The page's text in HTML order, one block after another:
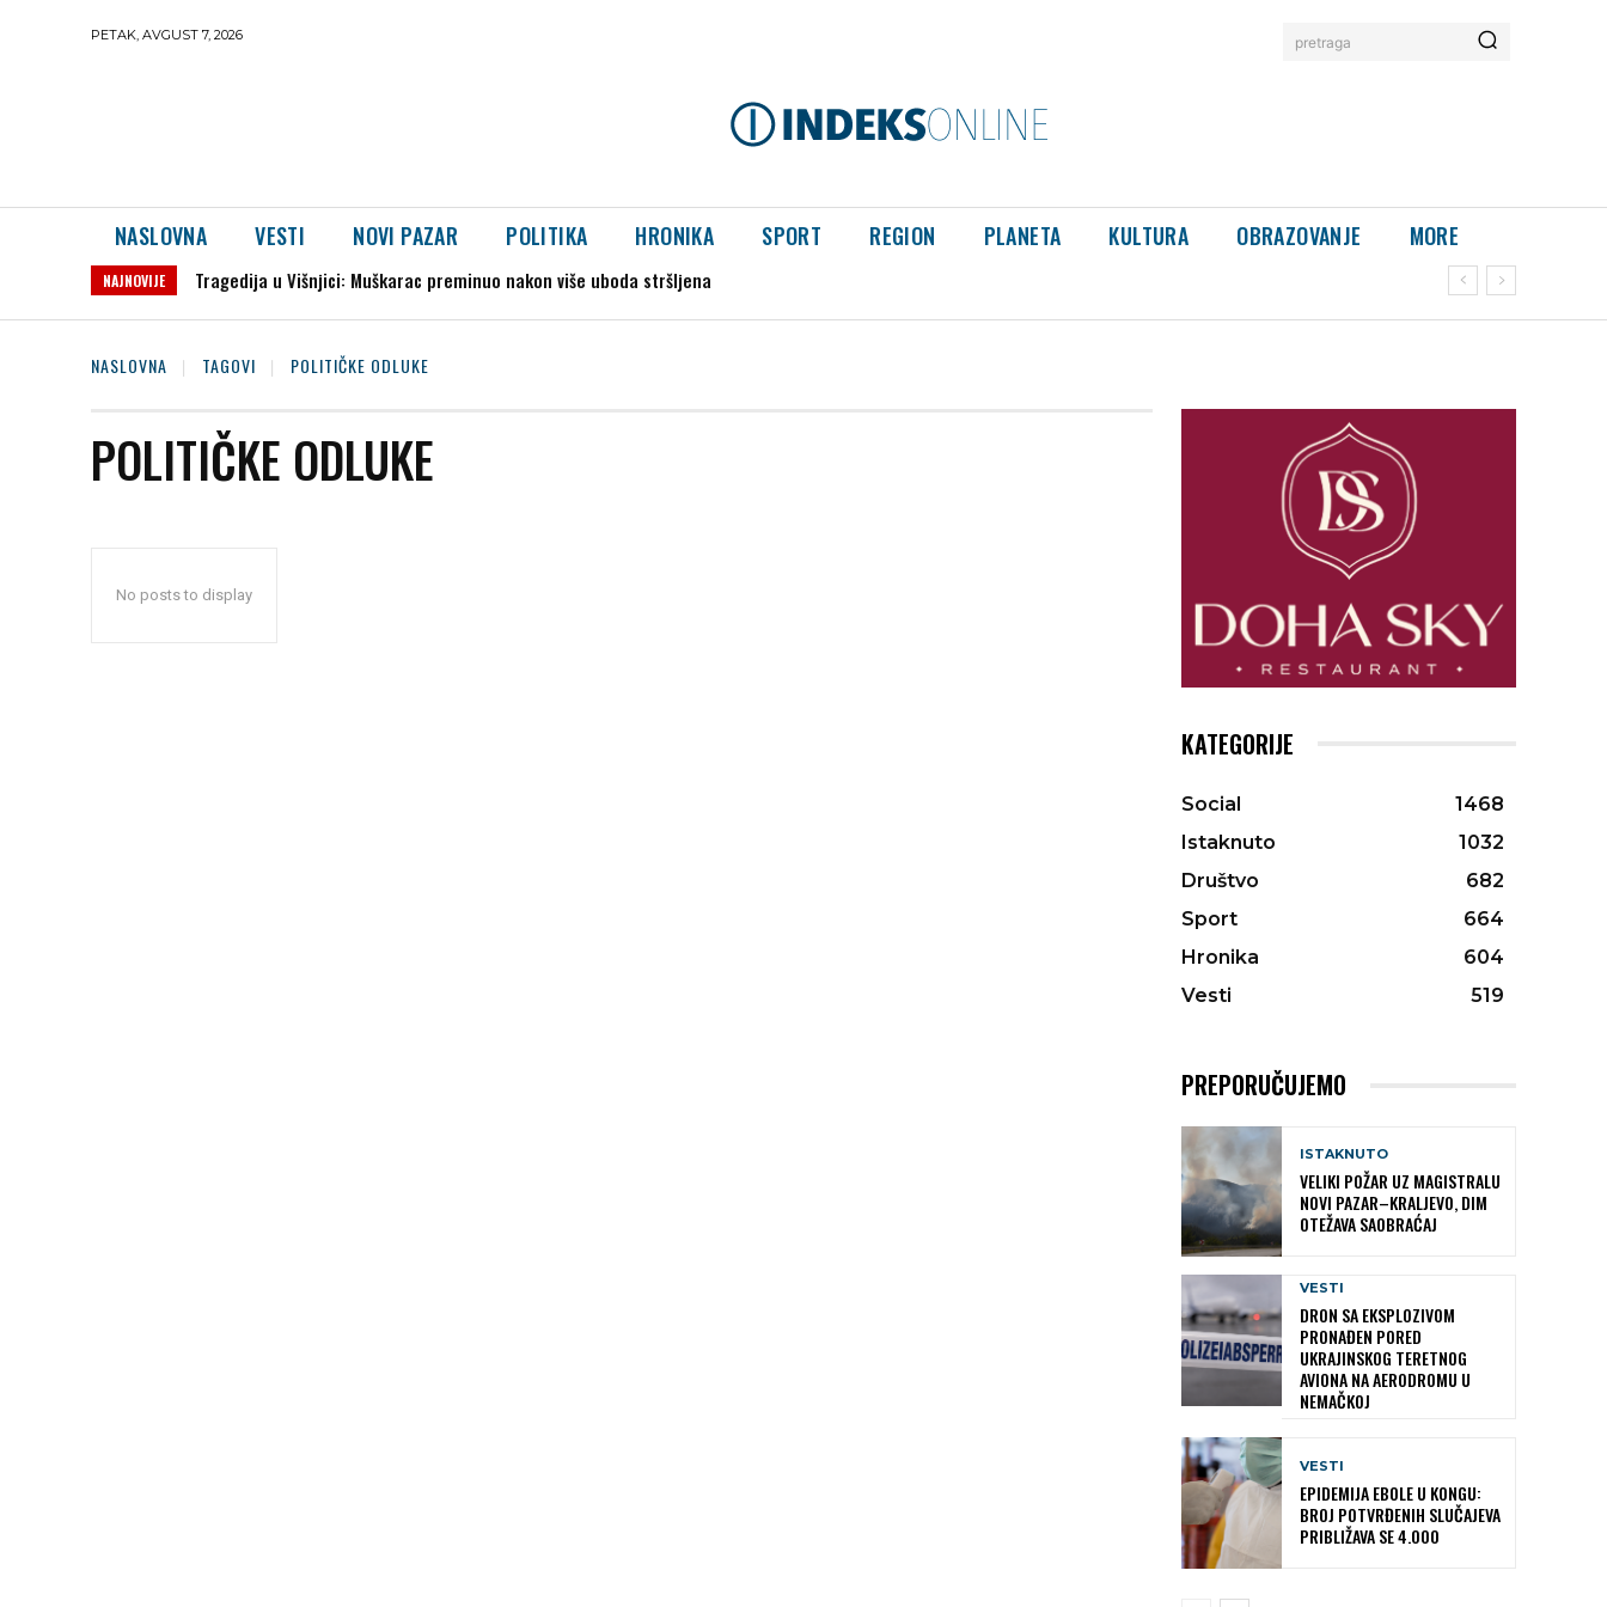
PETAK, AVGUST 7, 2026 pretraga
NASLOVNA VESTI NOVI PAZAR POLITIKA HRONIKA SPORT REGION PLANETA KULTURA OBRAZOVANJE MORE
NAJNOVIJE Tragedija u Višnjici: Muškarac preminuo nakon više uboda stršljena
NASLOVNA TAGOVI POLITIČKE ODLUKE
POLITIČKE ODLUKE
No posts to display
KATEGORIJE
Social
1468
Istaknuto
1032
Društvo
682
Sport
664
Hronika
604
Vesti
519
PREPORUČUJEMO
ISTAKNUTO
VELIKI POŽAR UZ MAGISTRALU
NOVI PAZAR–KRALJEVO, DIM
OTEŽAVA SAOBRAĆAJ
VESTI
DRON SA EKSPLOZIVOM
PRONAĐEN PORED
UKRAJINSKOG TERETNOG
AVIONA NA AERODROMU U
NEMAČKOJ
VESTI
EPIDEMIJA EBOLE U KONGU:
BROJ POTVRĐENIH SLUČAJEVA
PRIBLIŽAVA SE 4.000